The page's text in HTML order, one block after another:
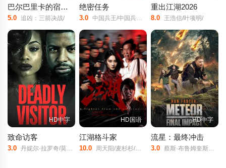
巴尔巴里卡的宿命交叉
5.0 追凶：三箭决战/
绝密任务
3.0 中国兵王/中国兵王·绝密任务/Operation/Black-ops/
重出江湖2026
8.0 王浩信/叶项明/
HD中字
致命访客
3.0 丹妮尔·拉罗奇/莫里斯·P·克里/罗德尼·佩里/
HD国语
江湖格斗家
10.0 周天阳/麦杉杉/赵志凌/杨舒米/王若菲/徐悦/吴沛埕/司徒沛宏/张贤哲/程籽橙/罗晟成/
HD中字
流星：最终冲击
3.0 蔡斯·布鲁姆奎斯特/Justin/Higgs/萨曼莎·安妮·凯斯勒/